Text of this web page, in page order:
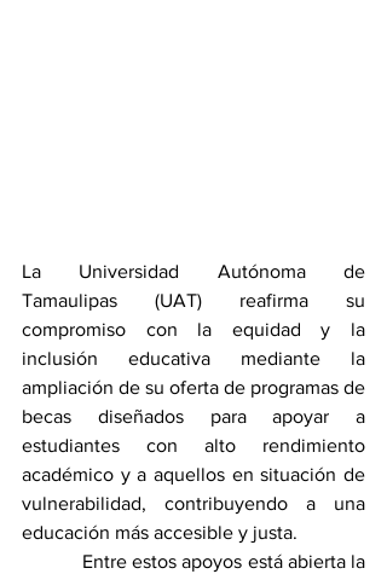
La Universidad Autónoma de
Tamaulipas (UAT) reafirma su
compromiso con la equidad y la
inclusión educativa mediante la
ampliación de su oferta de programas de
becas diseñados para apoyar a
estudiantes con alto rendimiento
académico y a aquellos en situación de
vulnerabilidad, contribuyendo a una
educación más accesible y justa.
Entre estos apoyos está abierta la